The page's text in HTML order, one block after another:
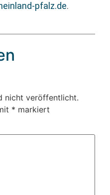
pfalz.de.
nicht veröffentlicht.
* markiert